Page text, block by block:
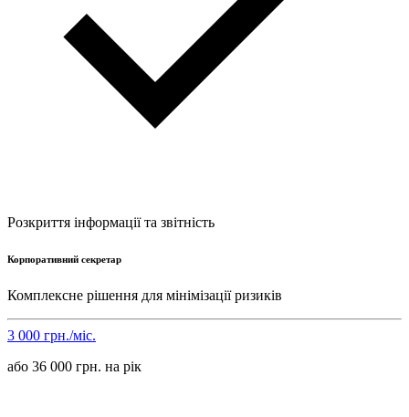
Розкриття інформації та звітність
Корпоративний секретар
Комплексне рішення для мінімізації ризиків
3 000 грн./міс.
або 36 000 грн. на рік